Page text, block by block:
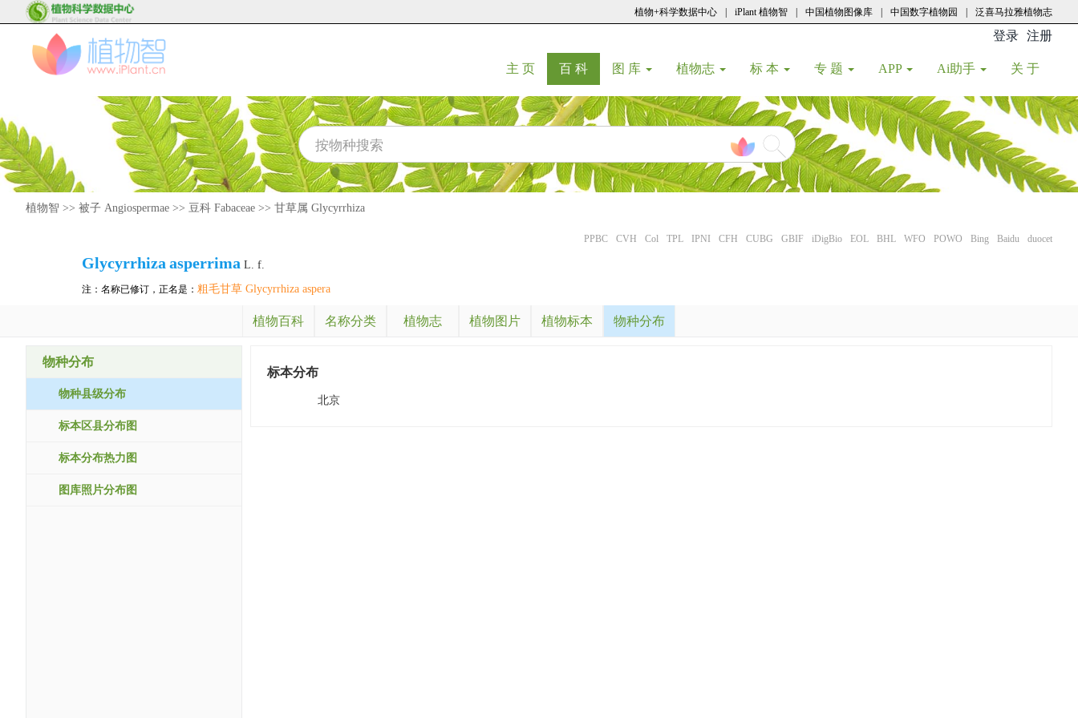
植物+科学数据中心 iPlant 植物智 中国植物图像库 中国数字植物园 泛喜马拉雅植物志
登录 注册
主 页(current)
百 科(current)
图 库 植物志 标 本 专 题 APP Ai助手 关 于
植物智 >> 被子 Angiospermae >> 豆科 Fabaceae >> 甘草属 Glycyrrhiza
PPBC CVH Col TPL IPNI CFH CUBG GBIF iDigBio EOL BHL WFO POWO Bing Baidu duocet
Glycyrrhiza asperrima L. f.
注：名称已修订，正名是： 粗毛甘草 Glycyrrhiza aspera
植物百科 名称分类 植物志 植物图片 植物标本 物种分布
物种分布
物种县级分布
标本区县分布图
标本分布热力图
图库照片分布图
标本分布
北京